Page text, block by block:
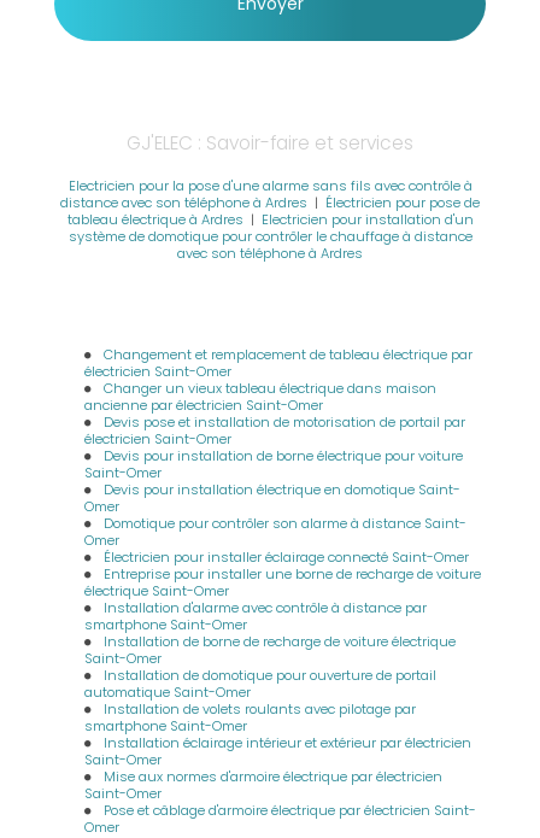
GJ'ELEC : Savoir-faire et services
Electricien pour la pose d'une alarme sans fils avec contrôle à
distance avec son téléphone à Ardres | Électricien pour pose de
tableau électrique à Ardres | Electricien pour installation d'un
système de domotique pour contrôler le chauffage à distance
avec son téléphone à Ardres
Changement et remplacement de tableau électrique par
électricien Saint-Omer
Changer un vieux tableau électrique dans maison
ancienne par électricien Saint-Omer
Devis pose et installation de motorisation de portail par
électricien Saint-Omer
Devis pour installation de borne électrique pour voiture
Saint-Omer
Devis pour installation électrique en domotique Saint-
Omer
Domotique pour contrôler son alarme à distance Saint-
Omer
Électricien pour installer éclairage connecté Saint-Omer
Entreprise pour installer une borne de recharge de voiture
électrique Saint-Omer
Installation d'alarme avec contrôle à distance par
smartphone Saint-Omer
Installation de borne de recharge de voiture électrique
Saint-Omer
Installation de domotique pour ouverture de portail
automatique Saint-Omer
Installation de volets roulants avec pilotage par
smartphone Saint-Omer
Installation éclairage intérieur et extérieur par électricien
Saint-Omer
Mise aux normes d'armoire électrique par électricien
Saint-Omer
Pose et câblage d'armoire électrique par électricien Saint-
Omer